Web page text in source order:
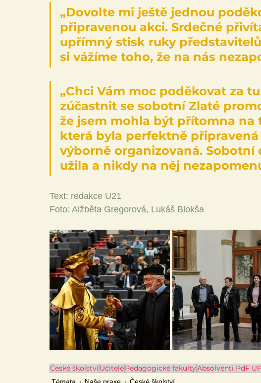
„Dovolte mi ještě jednou
připravenou akci. Srdečné
upřímný stisk ruky
si vážíme toho, že na nás
„Chci Vám moc poděkovat za
zúčastnit se sobotní Zlaté
že jsem mohla být přítomna na
která byla perfektně připravená
výborně organizovaná. Sobotní
užila a nikdy na něj
Text: redakce U21
Foto: Alžběta Gregorová, Lukáš Blokša
České školstvíUčiteléPedagogické fakultyAbsolventi PdF